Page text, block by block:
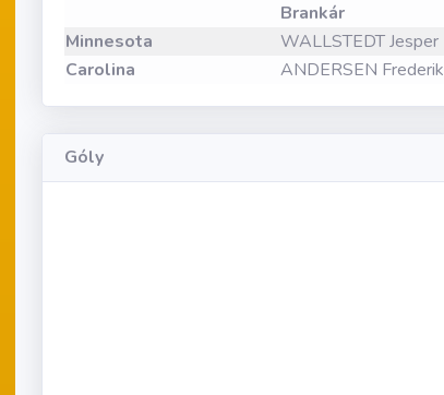
Brankár
Minnesota
WALLSTEDT Jesper
Carolina ANDERSEN Frederik
Góly